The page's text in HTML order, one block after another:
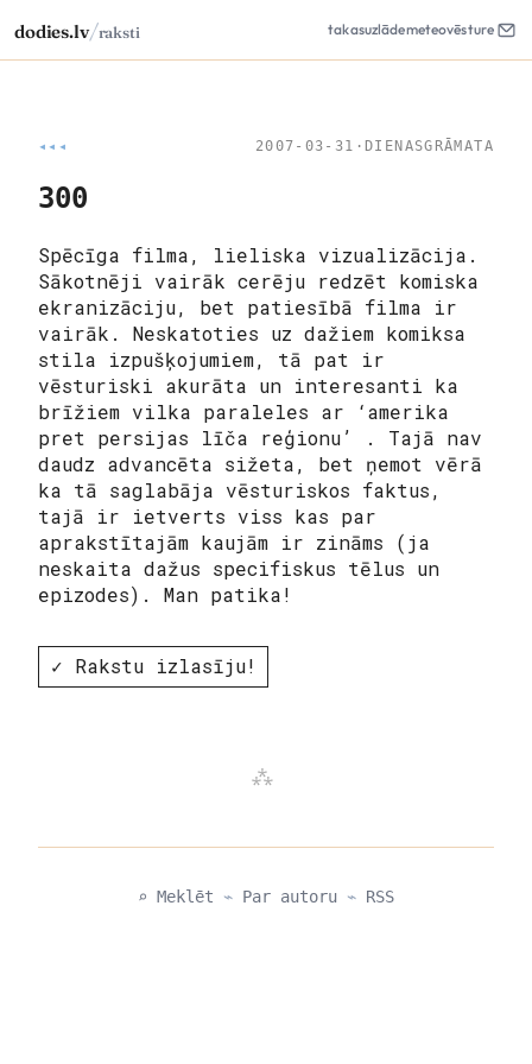
dodies.lv/raksti takasuzlādemeteovēsture
◂◂◂ 2007-03-31 · DIENASGRĀMATA
300
Spēcīga filma, lieliska vizualizācija.
Sākotnēji vairāk cerēju redzēt komiska
ekranizāciju, bet patiesībā filma ir
vairāk. Neskatoties uz dažiem komiksa
stila izpušķojumiem, tā pat ir
vēsturiski akurāta un interesanti ka
brīžiem vilka paraleles ar ‘amerika
pret persijas līča reģionu’ . Tajā nav
daudz advancēta sižeta, bet ņemot vērā
ka tā saglabāja vēsturiskos faktus,
tajā ir ietverts viss kas par
aprakstītajām kaujām ir zināms (ja
neskaita dažus specifiskus tēlus un
epizodes). Man patika!
✓ Rakstu izlasīju!
⌕ Meklēt ⌁ Par autoru ⌁ RSS